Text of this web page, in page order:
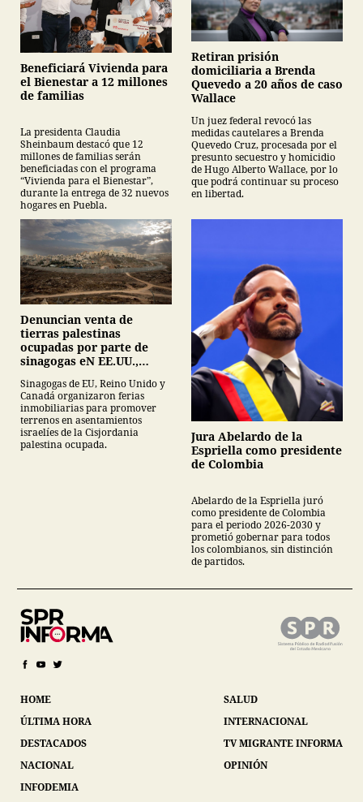
Beneficiará Vivienda para
el Bienestar a 12 millones
de familias
La presidenta Claudia
Sheinbaum destacó que 12
millones de familias serán
beneficiadas con el programa
“Vivienda para el Bienestar”,
durante la entrega de 32 nuevos
hogares en Puebla.
Retiran prisión
domiciliaria a Brenda
Quevedo a 20 años de caso
Wallace
Un juez federal revocó las
medidas cautelares a Brenda
Quevedo Cruz, procesada por el
presunto secuestro y homicidio
de Hugo Alberto Wallace, por lo
que podrá continuar su proceso
en libertad.
Denuncian venta de
tierras palestinas
ocupadas por parte de
sinagogas eN EE.UU.,
Sinagogas de EU, Reino Unido y
Canadá organizaron ferias
inmobiliarias para promover
terrenos en asentamientos
israelíes de la Cisjordania
palestina ocupada.
Jura Abelardo de la
Espriella como presidente
de Colombia
Abelardo de la Espriella juró
como presidente de Colombia
para el periodo 2026-2030 y
prometió gobernar para todos
los colombianos, sin distinción
de partidos.
HOME
ÚLTIMA HORA
DESTACADOS
NACIONAL
INFODEMIA
SALUD
INTERNACIONAL
TV MIGRANTE INFORMA
OPINIÓN